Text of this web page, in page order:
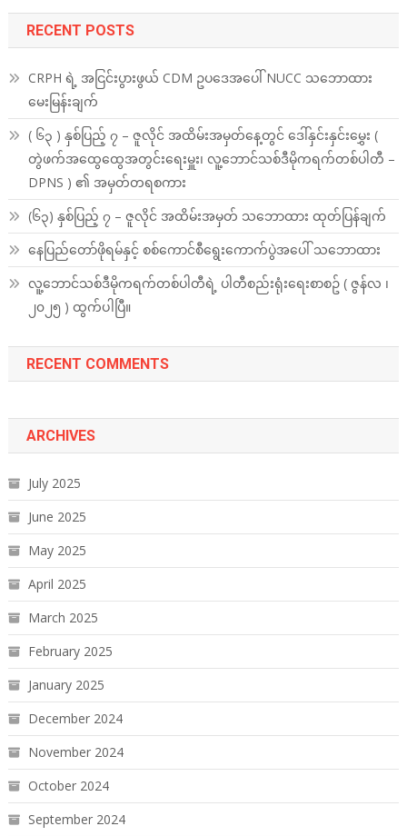
RECENT POSTS
CRPH ရဲ့ အငြင်းပွားဖွယ် CDM ဥပဒေအပေါ် NUCC သဘောထား
မေးမြန်းချက်
( ၆၃ ) နှစ်ပြည့် ၇ – ဇူလိုင် အထိမ်းအမှတ်နေ့တွင် ဒေါ်နှင်းနှင်းမွှေး (
တွဲဖက်အထွေထွေအတွင်းရေးမှူး၊ လူ့ဘောင်သစ်ဒီမိုကရက်တစ်ပါတီ –
DPNS ) ၏ အမှတ်တရစကား
(၆၃) နှစ်ပြည့် ၇ – ဇူလိုင် အထိမ်းအမှတ် သဘောထား ထုတ်ပြန်ချက်
နေပြည်တော်ဖိုရမ်နှင့် စစ်ကောင်စီရွေးကောက်ပွဲအပေါ် သဘောထား
လူ့ဘောင်သစ်ဒီမိုကရက်တစ်ပါတီရဲ့ ပါတီစည်းရုံးရေးစာစဥ် ( ဇွန်လ ၊
၂၀၂၅ ) ထွက်ပါပြီ။
RECENT COMMENTS
ARCHIVES
July 2025
June 2025
May 2025
April 2025
March 2025
February 2025
January 2025
December 2024
November 2024
October 2024
September 2024